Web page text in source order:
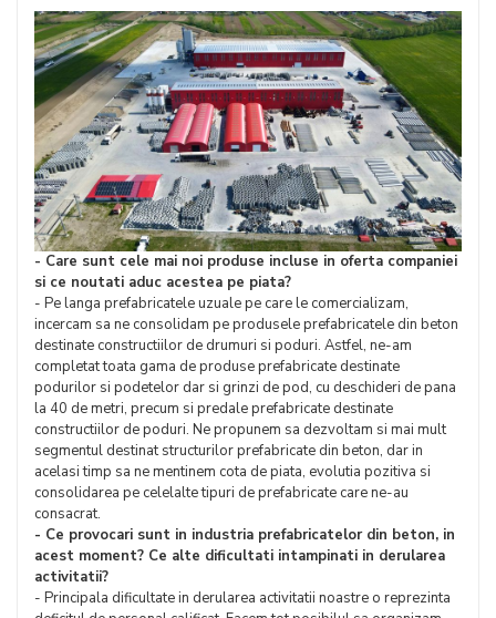
- Care sunt cele mai noi produse incluse in oferta companiei
si ce noutati aduc acestea pe piata?
- Pe langa prefabricatele uzuale pe care le comercializam,
incercam sa ne consolidam pe produsele prefabricatele din beton
destinate constructiilor de drumuri si poduri. Astfel, ne-am
completat toata gama de produse prefabricate destinate
podurilor si podetelor dar si grinzi de pod, cu deschideri de pana
la 40 de metri, precum si predale prefabricate destinate
constructiilor de poduri. Ne propunem sa dezvoltam si mai mult
segmentul destinat structurilor prefabricate din beton, dar in
acelasi timp sa ne mentinem cota de piata, evolutia pozitiva si
consolidarea pe celelalte tipuri de prefabricate care ne-au
consacrat.
- Ce provocari sunt in industria prefabricatelor din beton, in
acest moment? Ce alte dificultati intampinati in derularea
activitatii?
- Principala dificultate in derularea activitatii noastre o reprezinta